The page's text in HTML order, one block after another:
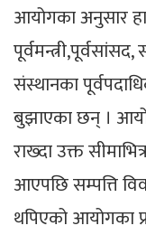
आयोगका अनुसार हाल
संस्थानका
बुझाएका छन् ।
राख्दा उक्त
आएपछि सम्पत्ति
थपिएको आयोगका